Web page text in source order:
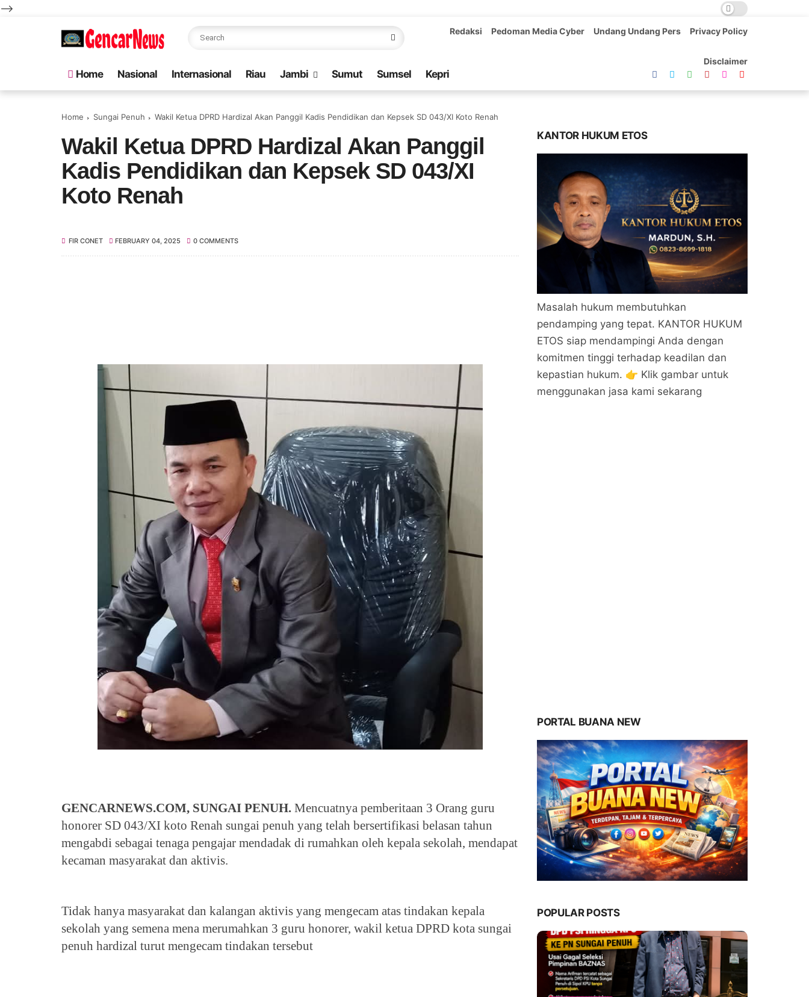
-->
Redaksi Pedoman Media Cyber Undang Undang Pers Privacy Policy
Disclaimer
Home Nasional Internasional Riau Jambi Sumut Sumsel Kepri
Home Sungai Penuh Wakil Ketua DPRD Hardizal Akan Panggil Kadis Pendidikan dan Kepsek SD 043/XI Koto Renah
Wakil Ketua DPRD Hardizal Akan Panggil
Kadis Pendidikan dan Kepsek SD 043/XI
Koto Renah
FIR CONET FEBRUARY 04, 2025 0 COMMENTS
GENCARNEWS.COM, SUNGAI PENUH. Mencuatnya pemberitaan 3 Orang guru
honorer SD 043/XI koto Renah sungai penuh yang telah bersertifikasi belasan tahun
mengabdi sebagai tenaga pengajar mendadak di rumahkan oleh kepala sekolah, mendapat
kecaman masyarakat dan aktivis.
Tidak hanya masyarakat dan kalangan aktivis yang mengecam atas tindakan kepala
sekolah yang semena mena merumahkan 3 guru honorer, wakil ketua DPRD kota sungai
penuh hardizal turut mengecam tindakan tersebut
KANTOR HUKUM ETOS
Masalah hukum membutuhkan
pendamping yang tepat. KANTOR HUKUM
ETOS siap mendampingi Anda dengan
komitmen tinggi terhadap keadilan dan
kepastian hukum. 👉 Klik gambar untuk
menggunakan jasa kami sekarang
PORTAL BUANA NEW
POPULAR POSTS